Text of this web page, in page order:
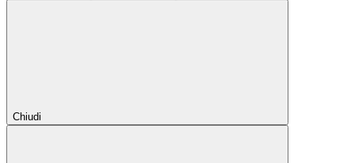
Chiudi